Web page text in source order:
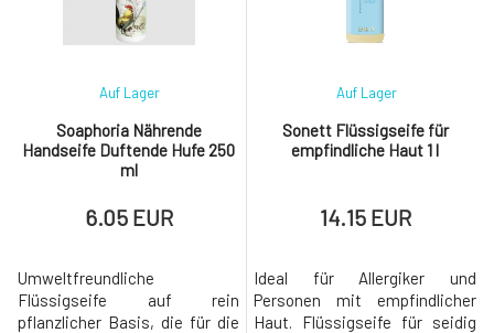
Soaphoria Nährende
Handseife Duftende Hufe 250
ml
Auf Lager
6.05 EUR
Umweltfreundliche
Flüssigseife auf rein
pflanzlicher Basis, die für die
Sonett Flüssigseife für
empfindliche Haut 1 l
Auf Lager
14.15 EUR
Ideal für Allergiker und
Personen mit empfindlicher
Haut. Flüssigseife für seidig